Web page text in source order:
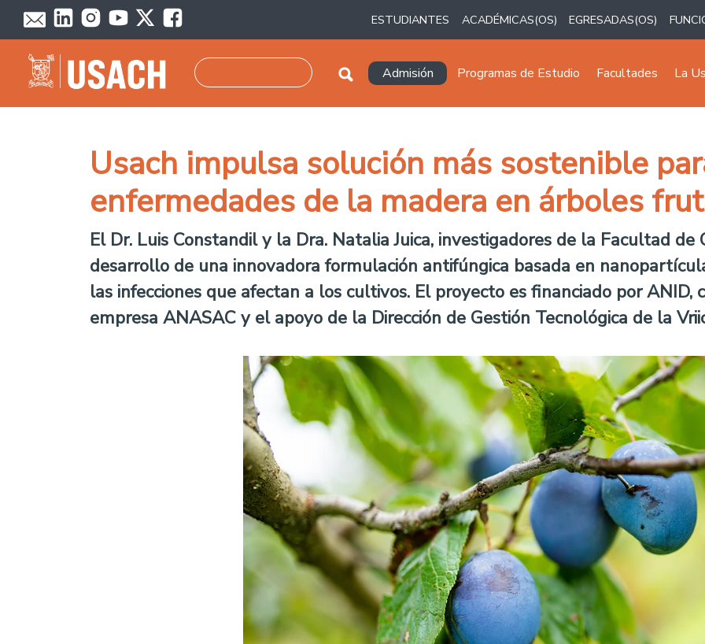
Pasar al contenido principal
ESTUDIANTES ACADÉMICAS(OS) EGRESADAS(OS)
Navegación principal
Admisión Programas de Estudio Facultades La
Usach impulsa solución más sostenible
enfermedades de la madera en árboles
El Dr. Luis Constandil y la Dra. Natalia Juica, investigadores de la Facultad
desarrollo de una innovadora formulación antifúngica basada en
las infecciones que afectan a los cultivos. El proyecto es financiado por ANID,
empresa ANASAC y el apoyo de la Dirección de Gestión Tecnológica de la